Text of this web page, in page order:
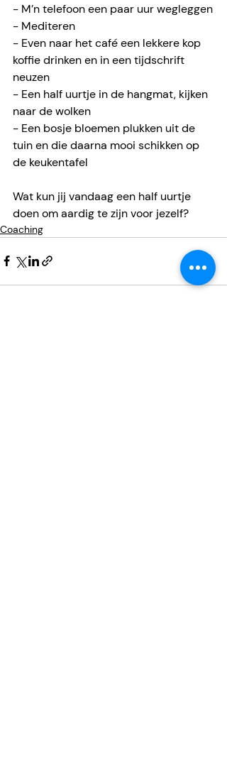
- M’n telefoon een paar uur wegleggen
- Mediteren
- Even naar het café een lekkere kop
koffie drinken en in een tijdschrift
neuzen
- Een half uurtje in de hangmat, kijken
naar de wolken
- Een bosje bloemen plukken uit de
tuin en die daarna mooi schikken op
de keukentafel
Wat kun jij vandaag een half uurtje
doen om aardig te zijn voor jezelf?
Coaching